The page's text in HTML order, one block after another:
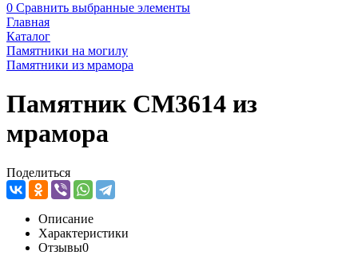
0 Сравнить выбранные элементы
Главная
Каталог
Памятники на могилу
Памятники из мрамора
Памятник CM3614 из
мрамора
Поделиться
Описание
Характеристики
Отзывы0